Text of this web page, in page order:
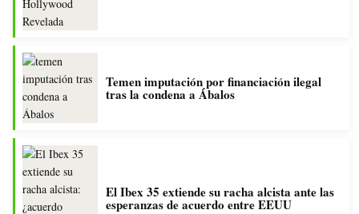
Temen imputación por financiación ilegal
tras la condena a Ábalos
El Ibex 35 extiende su racha alcista ante las
esperanzas de acuerdo entre EEUU